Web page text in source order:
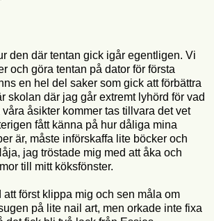
den där tentan gick igår egentligen. Vi
och göra tentan på dator för första
en hel del saker som gick att förbättra
skolan där jag går extremt lyhörd för vad
åsikter kommer tas tillvara det vet
fått känna på hur dåliga mina
är, måste införskaffa lite böcker och
jag tröstade mig med att åka och
till mitt köksfönster.
att först klippa mig och sen måla om
på lite nail art, men orkade inte fixa